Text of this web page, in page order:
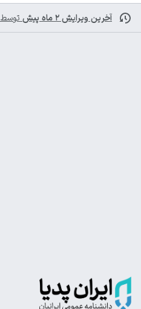
آخرین ویرایش ۲ ماه پیش توسط